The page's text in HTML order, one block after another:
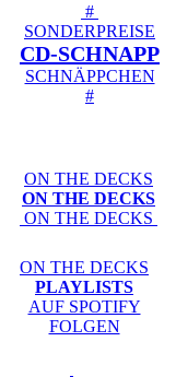
#
SONDERPREISE
CD-SCHNAPP
SCHNÄPPCHEN
#
ON THE DECKS
ON THE DECKS
ON THE DECKS
ON THE DECKS
PLAYLISTS
AUF SPOTIFY
FOLGEN